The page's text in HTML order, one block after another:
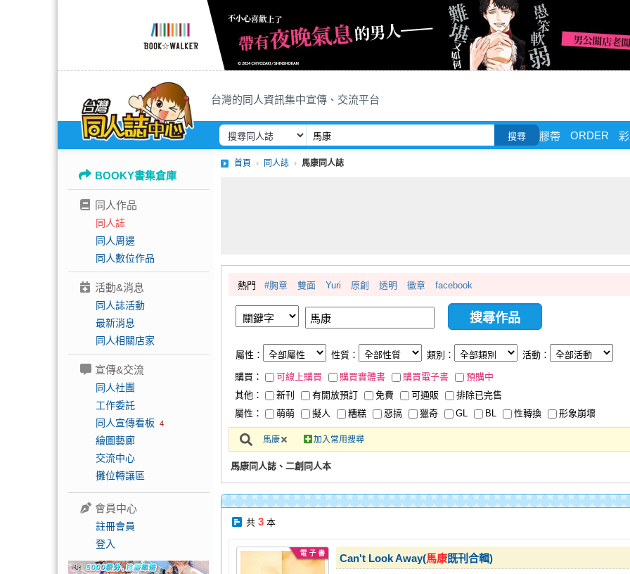
台灣的同人資訊集中宣傳、交流平台
搜尋 膠帶 ORDER
BOOKY書集倉庫
同人作品
同人誌
同人周邊
同人數位作品
活動&消息
同人誌活動
最新消息
同人相關店家
宣傳&交流
同人社團
工作委託
同人宣傳看板 4
繪圖藝廊
交流中心
攤位轉讓區
會員中心
註冊會員
登入
首頁 同人誌 馬康同人誌
熱門 #胸章 雙面 Yuri 原創 透明 徽章 facebook
屬性： 性質： 類別： 活動：
購買： 可線上購買 購買實體書 購買電子書
預購中
其他：
新刊 有開放預訂 免費 可通販
排除已完售
屬性：
萌萌 擬人 糟糕 惡搞 獵奇 GL BL 性轉換 形象崩壞
馬康 加入常用搜尋
馬康同人誌、二創同人本
共 3 本
Can't Look Away(馬康既刊合輯)